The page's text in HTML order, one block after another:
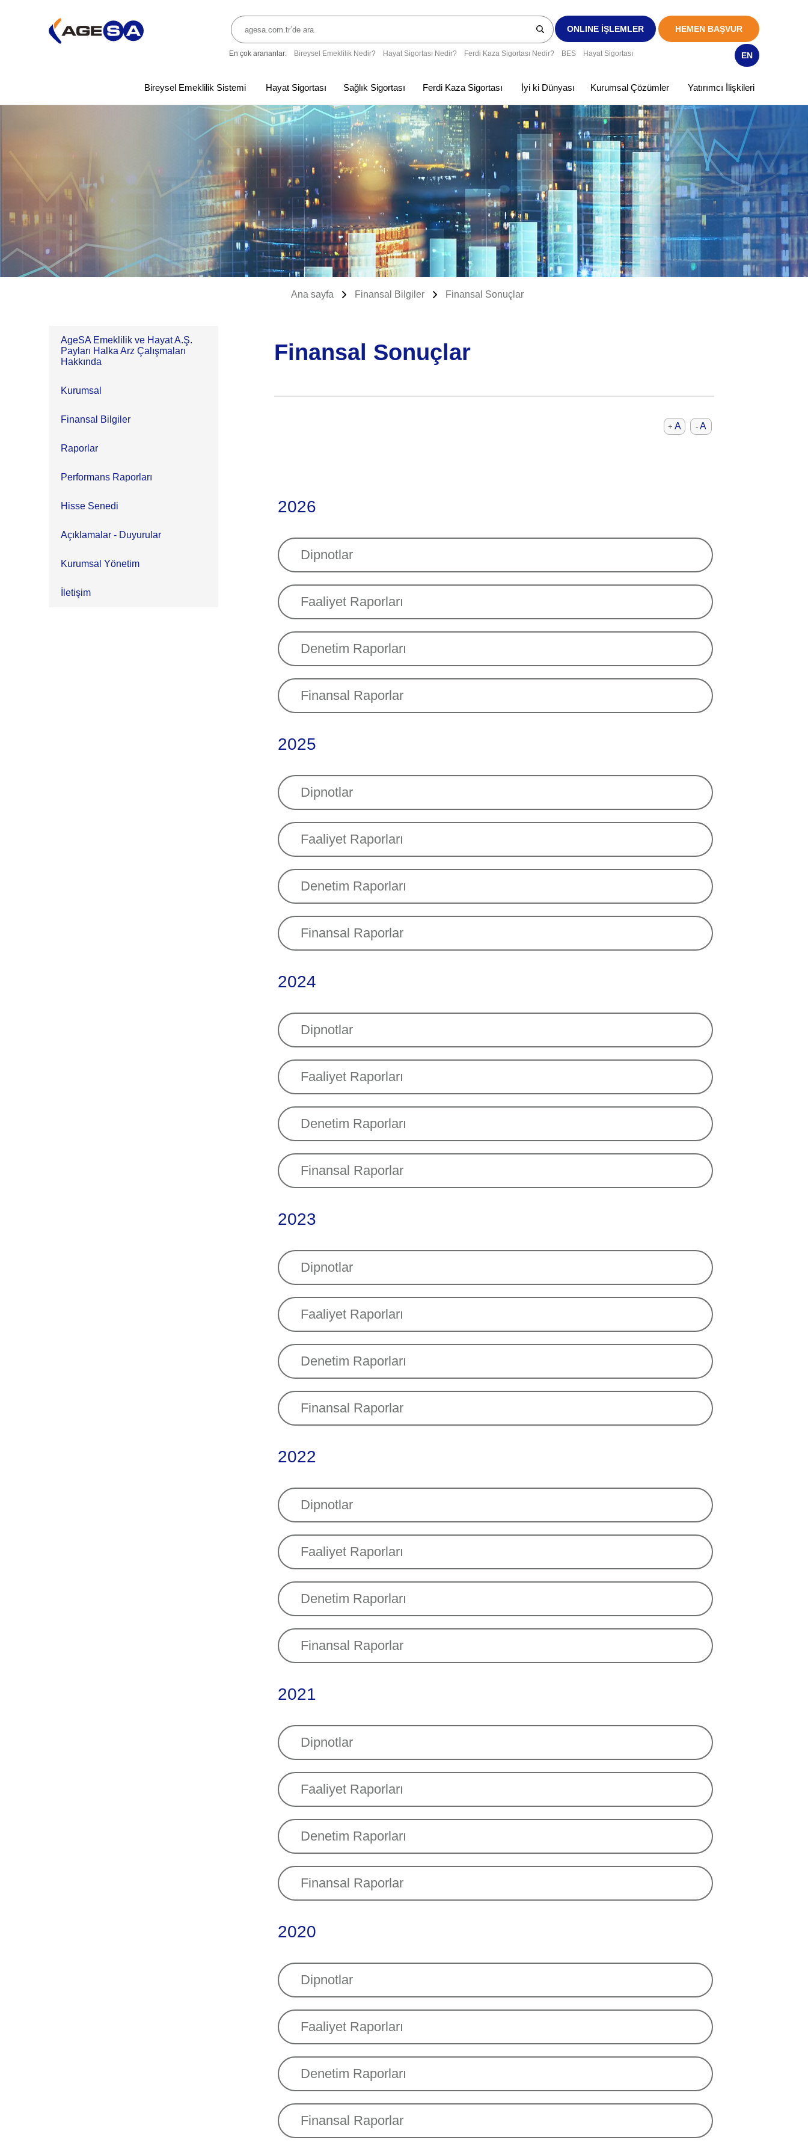
ONLINE İŞLEMLER HEMEN BAŞVUR
EN
En çok arananlar: Bireysel Emeklilik Nedir? Hayat Sigortası Nedir? Ferdi Kaza Sigortası Nedir? BES Hayat Sigortası
Bireysel Emeklilik Sistemi Hayat Sigortası Sağlık Sigortası Ferdi Kaza Sigortası İyi ki Dünyası Kurumsal Çözümler Yatırımcı İlişkileri
Ana sayfa Finansal Bilgiler Finansal Sonuçlar
AgeSA Emeklilik ve Hayat A.Ş.
Payları Halka Arz Çalışmaları
Hakkında
Kurumsal
Finansal Bilgiler
Raporlar
Performans Raporları
Hisse Senedi
Açıklamalar - Duyurular
Kurumsal Yönetim
İletişim
Finansal Sonuçlar
-A
+ A
2026
Dipnotlar
Faaliyet Raporları
Denetim Raporları
Finansal Raporlar
2025
Dipnotlar
Faaliyet Raporları
Denetim Raporları
Finansal Raporlar
2024
Dipnotlar
Faaliyet Raporları
Denetim Raporları
Finansal Raporlar
2023
Dipnotlar
Faaliyet Raporları
Denetim Raporları
Finansal Raporlar
2022
Dipnotlar
Faaliyet Raporları
Denetim Raporları
Finansal Raporlar
2021
Dipnotlar
Faaliyet Raporları
Denetim Raporları
Finansal Raporlar
2020
Dipnotlar
Faaliyet Raporları
Denetim Raporları
Finansal Raporlar